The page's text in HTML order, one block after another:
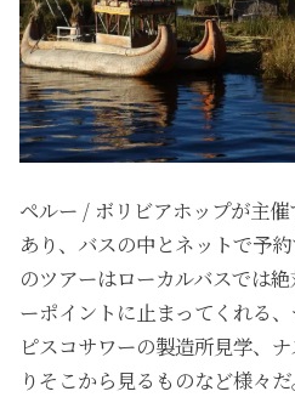
ペルー / ボリビアホップが主
あり、バスの中とネットで予
のツアーはローカルバスでは
ーポイントに止まってくれる
ピスコサワーの製造所見学、
りそこから見るものなど様々だ